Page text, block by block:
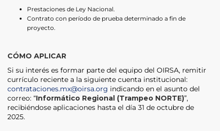
Prestaciones de Ley Nacional.
Contrato con período de prueba determinado a fin de
proyecto.
CÓMO APLICAR
Si su interés es formar parte del equipo del OIRSA, remitir
currículo reciente a la siguiente cuenta institucional:
contrataciones.mx@oirsa.org indicando en el asunto del
correo: “Informático Regional (Trampeo NORTE)”,
recibiéndose aplicaciones hasta el día 31 de octubre de
2025.